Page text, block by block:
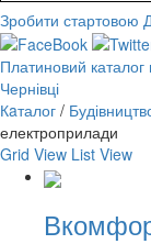
Зробити стартовою
Платиновий каталог
Чернівці
Кaталог /
електроприлади
Grid View List View